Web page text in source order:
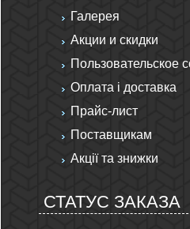
Галерея
Акции и скидки
Пользовательское
Оплата і доставка
Прайс-лист
Поставщикам
Акції та знижки
СТАТУС ЗАКАЗА